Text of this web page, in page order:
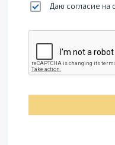
Даю согласие на